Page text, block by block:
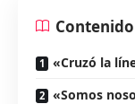
Contenido
«Cruzó la
«Somos